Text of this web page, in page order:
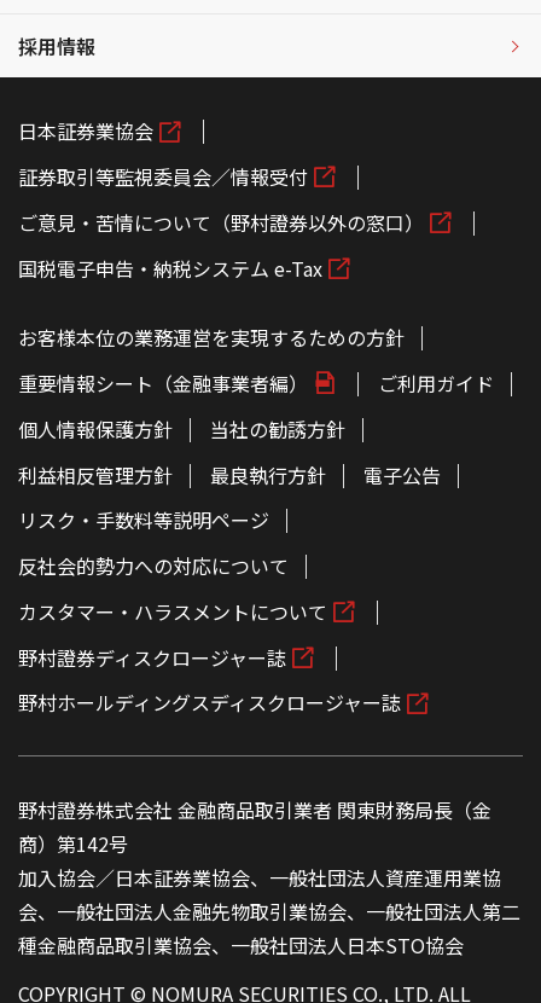
採用情報
日本証券業協会
証券取引等監視委員会／情報受付
ご意見・苦情について（野村證券以外の窓口）
国税電子申告・納税システム e-Tax
お客様本位の業務運営を実現するための方針
重要情報シート（金融事業者編）
ご利用ガイド
個人情報保護方針
当社の勧誘方針
利益相反管理方針
最良執行方針
電子公告
リスク・手数料等説明ページ
反社会的勢力への対応について
カスタマー・ハラスメントについて
野村證券ディスクロージャー誌
野村ホールディングスディスクロージャー誌
野村證券株式会社 金融商品取引業者 関東財務局長（金
商）第142号
加入協会／日本証券業協会、一般社団法人資産運用業協
会、一般社団法人金融先物取引業協会、一般社団法人第二
種金融商品取引業協会、一般社団法人日本STO協会
COPYRIGHT © NOMURA SECURITIES CO., LTD. ALL